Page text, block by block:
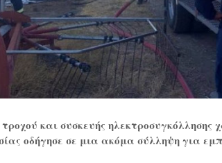
και συσκευής
οδήγησε σε μια ακόμα σύλληψη για